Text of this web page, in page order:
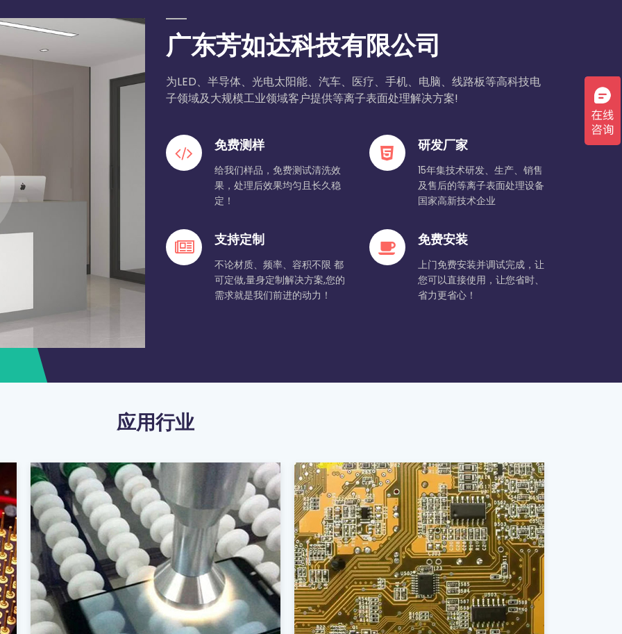
广东芳如达科技有限公司
为LED、半导体、光电太阳能、汽车、医疗、手机、电脑、线路板等高科技电
子领域及大规模工业领域客户提供等离子表面处理解决方案!
免费测样
给我们样品，免费测试清洗效
果，处理后效果均匀且长久稳
定！
研发厂家
15年集技术研发、生产、销售
及售后的等离子表面处理设备
国家高新技术企业
支持定制
不论材质、频率、容积不限 都
可定做,量身定制解决方案,您的
需求就是我们前进的动力！
免费安装
上门免费安装并调试完成，让
您可以直接使用，让您省时、
省力更省心！
应用行业